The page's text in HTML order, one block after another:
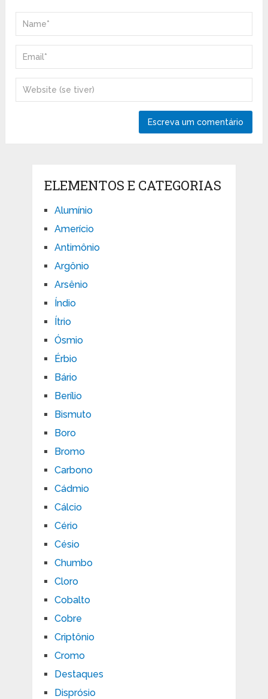
ELEMENTOS E CATEGORIAS
Alumínio
Amerício
Antimônio
Argônio
Arsênio
Índio
Ítrio
Ósmio
Érbio
Bário
Berílio
Bismuto
Boro
Bromo
Carbono
Cádmio
Cálcio
Cério
Césio
Chumbo
Cloro
Cobalto
Cobre
Criptônio
Cromo
Destaques
Disprósio